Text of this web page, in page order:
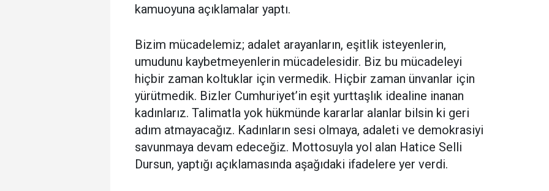
kamuoyuna açıklamalar yaptı.
Bizim mücadelemiz; adalet arayanların, eşitlik isteyenlerin,
umudunu kaybetmeyenlerin mücadelesidir. Biz bu mücadeleyi
hiçbir zaman koltuklar için vermedik. Hiçbir zaman ünvanlar için
yürütmedik. Bizler Cumhuriyet’in eşit yurttaşlık idealine inanan
kadınlarız. Talimatla yok hükmünde kararlar alanlar bilsin ki geri
adım atmayacağız. Kadınların sesi olmaya, adaleti ve demokrasiyi
savunmaya devam edeceğiz. Mottosuyla yol alan Hatice Selli
Dursun, yaptığı açıklamasında aşağıdaki ifadelere yer verdi.